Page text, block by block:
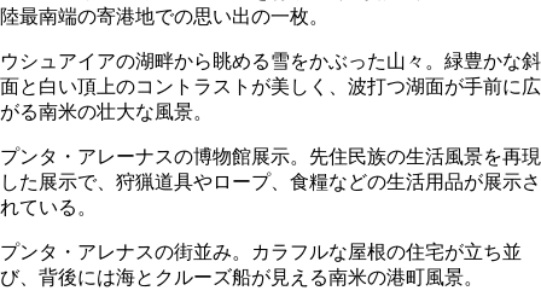
陸最南端の寄港地での思い出の一枚。
ウシュアイアの湖畔から眺める雪をかぶった山々。緑豊かな斜
面と白い頂上のコントラストが美しく、波打つ湖面が手前に広
がる南米の壮大な風景。
プンタ・アレーナスの博物館展示。先住民族の生活風景を再現
した展示で、狩猟道具やロープ、食糧などの生活用品が展示さ
れている。
プンタ・アレナスの街並み。カラフルな屋根の住宅が立ち並
び、背後には海とクルーズ船が見える南米の港町風景。